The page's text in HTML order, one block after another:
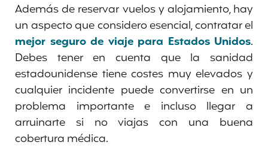
Además de reservar vuelos y alojamiento, hay
un aspecto que considero esencial, contratar el
mejor seguro de viaje para Estados Unidos.
Debes tener en cuenta que la sanidad
estadounidense tiene costes muy elevados y
cualquier incidente puede convertirse en un
problema importante e incluso llegar a
arruinarte si no viajas con una buena
cobertura médica.